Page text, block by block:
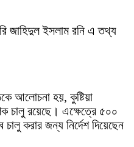
জাহিদুল ইসলাম রনি এ তথ্য
আলোচনা হয়, কুষ্টিয়া
চালু রয়েছে। এক্ষেত্রে ৫০০
চালু করার জন্য নির্দেশ দিয়েছেন